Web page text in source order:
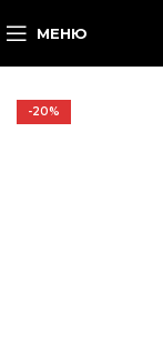
МЕНЮ
-20%